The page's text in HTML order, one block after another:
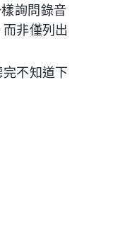
詢問錄音
非僅列出
不知道下